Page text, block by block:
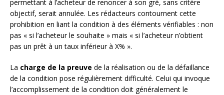
permettant à l’acheteur de renoncer à son gré, sans critère
objectif, serait annulée. Les rédacteurs contournent cette
prohibition en liant la condition à des éléments vérifiables : non
pas « si l’acheteur le souhaite » mais « si l’acheteur n’obtient
pas un prêt à un taux inférieur à X% ».
La charge de la preuve de la réalisation ou de la défaillance
de la condition pose régulièrement difficulté. Celui qui invoque
l’accomplissement de la condition doit généralement le